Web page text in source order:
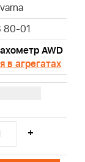
Husqvarna
Husqvarna
Husqvarna
Husqvarna
Husqvarna
Husqvarna
Husqvarna
Husqvarna
80-01
AWD
в агрегатах
+